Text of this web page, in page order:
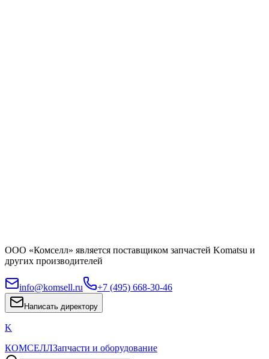
ООО «Комселл» является поставщиком запчастей Komatsu и
других производителей
info@komsell.ru +7 (495) 668-30-46
Написать директору
K
КОМСЕЛЛЗапчасти и оборудование